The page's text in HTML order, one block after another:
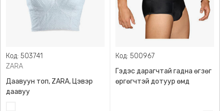
Код: 503741
ZARA
Даавуун топ, ZARA, Цэвэр
даавуу
Код: 500967
Гэдэс дарагчтай гадна өгзөг
өргөгчтэй дотуур өмд